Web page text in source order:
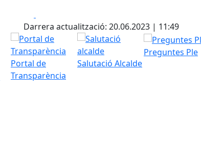
Darrera actualització: 20.06.2023 | 11:49
Portal de
Transparència
Salutació Alcalde
Preguntes Ple